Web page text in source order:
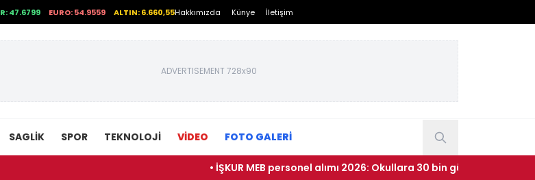
47.6799 EURO: 54.9559 ALTIN: 6.660,55Hakkımızda Künye İletişim
ADVERTISEMENT 728x90
SAGLIK SPOR TEKNOLOJI VİDEO FOTO GALERİ
• İŞKUR MEB personel alımı 2026: Okullara 30 bin güvenlik görevlisi alımı